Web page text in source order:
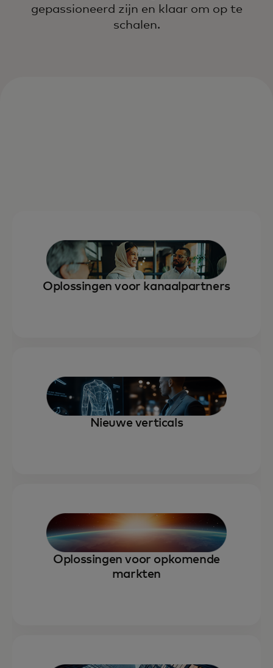
gepassioneerd zijn en klaar om op te
schalen.
Oplossingen voor kanaalpartners
Nieuwe verticals
Oplossingen voor opkomende
markten